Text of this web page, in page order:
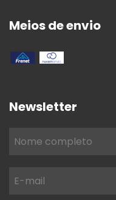
Meios de envio
Newsletter